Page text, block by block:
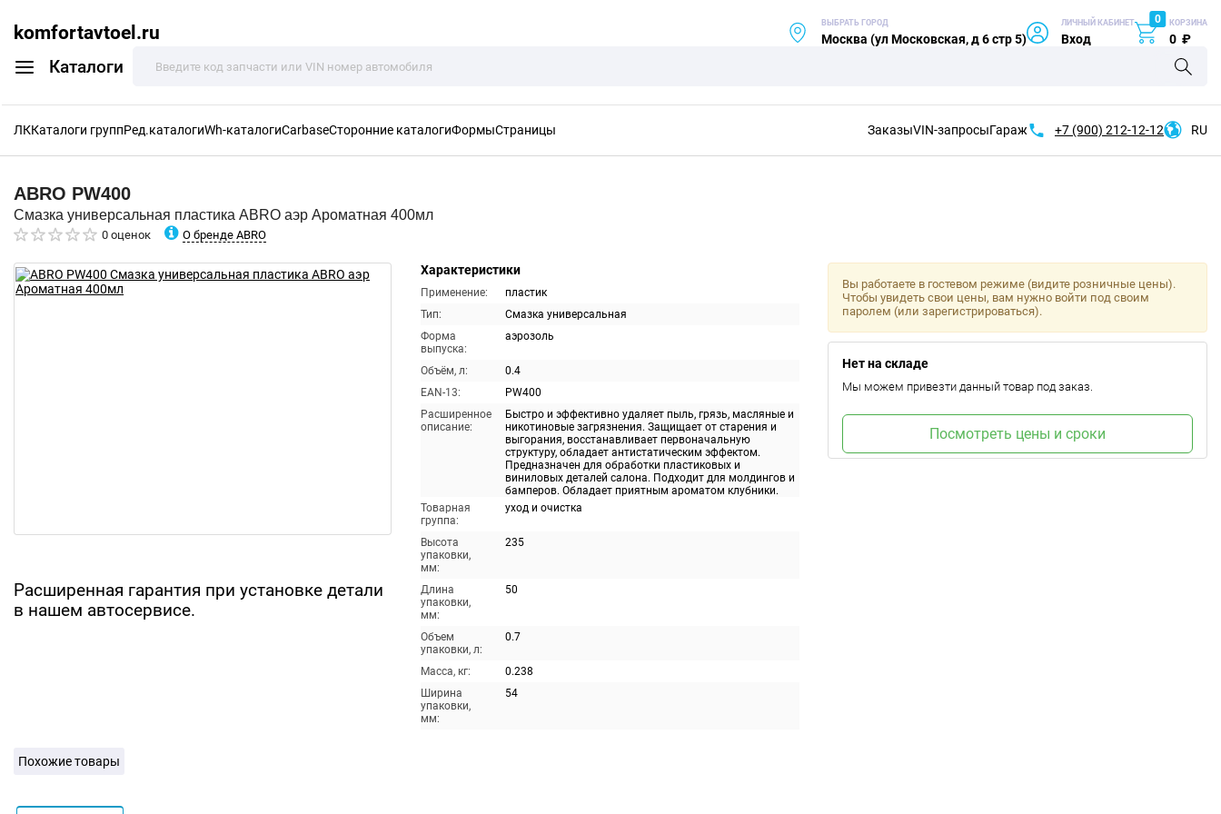
komfortavtoel.ru
Каталоги
ВЫБРАТЬ ГОРОД
Москва (ул Московская, д 6 стр 5)
ЛИЧНЫЙ КАБИНЕТ
Вход
0 КОРЗИНА
0 ₽
ЛККаталоги группРед.каталогиWh-каталогиCarbaseСторонние каталогиФормыСтраницы ЗаказыVIN-запросыГараж +7 (900) 212-12-12 RU
ABRO PW400
Смазка универсальная пластика ABRO аэр Ароматная 400мл
0 оценок О бренде ABRO
Расширенная гарантия при установке детали
в нашем автосервисе.
Характеристики
Применение:
пластик
Тип:
Смазка универсальная
Форма
выпуска:
аэрозоль
Объём, л:
0.4
EAN-13:
PW400
Расширенное
описание:
Быстро и эффективно удаляет пыль, грязь, масляные и
никотиновые загрязнения. Защищает от старения и
выгорания, восстанавливает первоначальную
структуру, обладает антистатическим эффектом.
Предназначен для обработки пластиковых и
виниловых деталей салона. Подходит для молдингов и
бамперов. Обладает приятным ароматом клубники.
Товарная
группа:
уход и очистка
Высота
упаковки,
мм:
235
Длина
упаковки,
мм:
50
Объем
упаковки, л:
0.7
Масса, кг:
0.238
Ширина
упаковки,
мм:
54
Вы работаете в гостевом режиме (видите розничные цены).
Чтобы увидеть свои цены, вам нужно войти под своим
паролем (или зарегистрироваться).
Нет на складе
Мы можем привезти данный товар под заказ.
Посмотреть цены и сроки
Похожие товары